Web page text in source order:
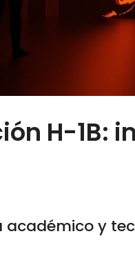
H-1B:
académico y